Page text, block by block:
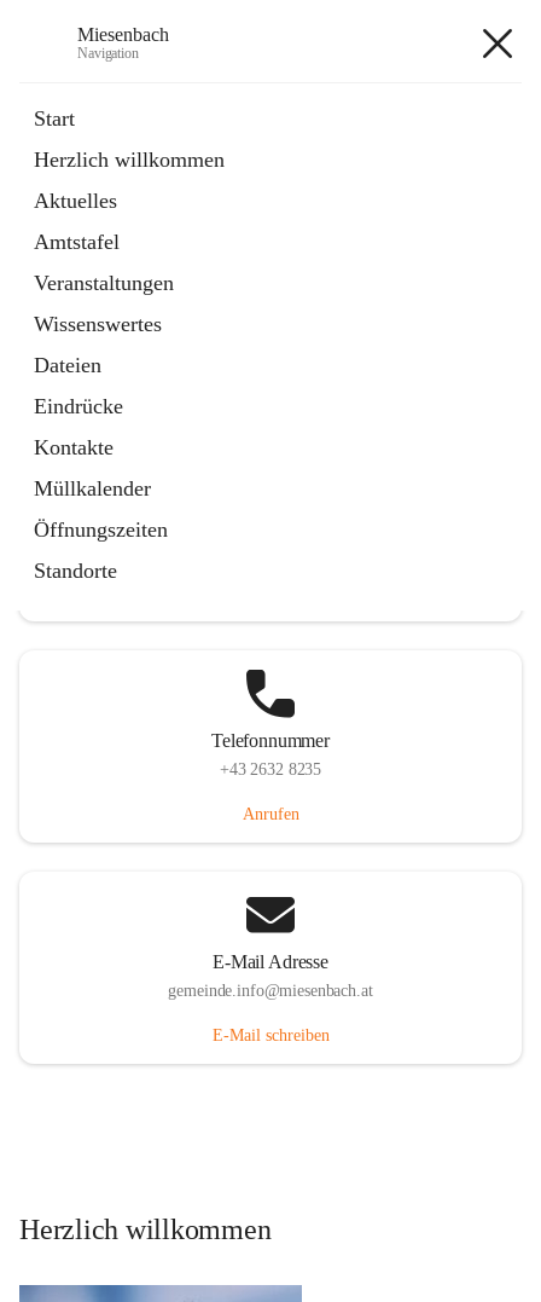
Miesenbach
Navigation
Start
Herzlich willkommen
Aktuelles
Amtstafel
Veranstaltungen
Wissenswertes
Dateien
Eindrücke
Kontakte
Müllkalender
Öffnungszeiten
Standorte
Externe Webseite
in
Tab
Region Schneebergland
Externe Webseite
öffnet
in
neuem
Tab
Telefonnummer
+43 2632 8235
Anrufen
E-Mail Adresse
gemeinde.info@miesenbach.at
E-Mail schreiben
Herzlich willkommen